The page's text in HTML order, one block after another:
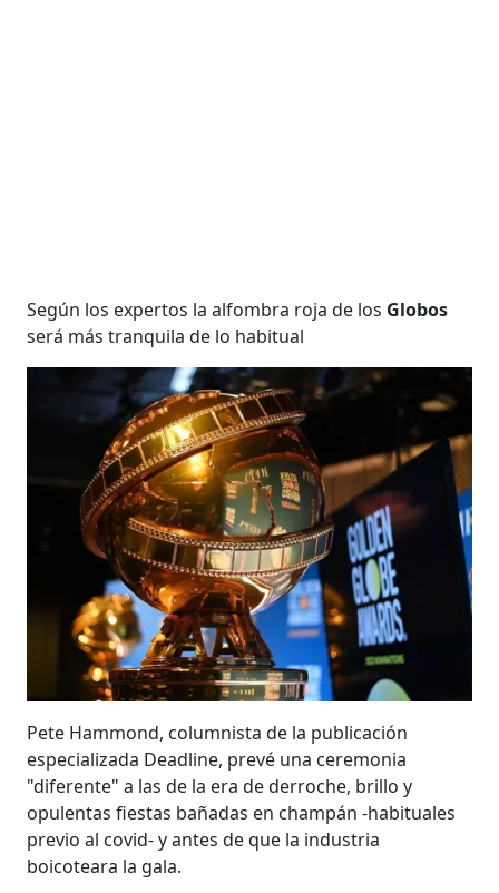
Según los expertos la alfombra roja de los Globos
será más tranquila de lo habitual
Pete Hammond, columnista de la publicación
especializada Deadline, prevé una ceremonia
"diferente" a las de la era de derroche, brillo y
opulentas fiestas bañadas en champán -habituales
previo al covid- y antes de que la industria
boicoteara la gala.